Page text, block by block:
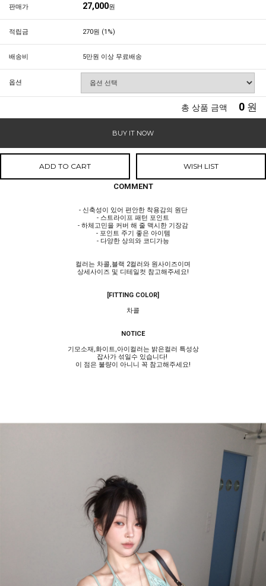
판매가 27,000원
적립금 270원 (1%)
배송비 5만원 이상 무료배송
옵션
총 상품 금액 0 원
BUY IT NOW
ADD TO CART WISH LIST
COMMENT
- 신축성이 있어 편안한 착용감의 원단
- 스트라이프 패턴 포인트
- 하체고민을 커버 해 줄 맥시한 기장감
- 포인트 주기 좋은 아이템
- 다양한 상의와 코디가능
컬러는 차콜,블랙 2컬러와 원사이즈이며
상세사이즈 및 디테일컷 참고해주세요!
[FITTING COLOR]
차콜
NOTICE
기모소재,화이트,아이컬러는 밝은컬러 특성상
잡사가 섞일수 있습니다!
이 점은 불량이 아니니 꼭 참고해주세요!